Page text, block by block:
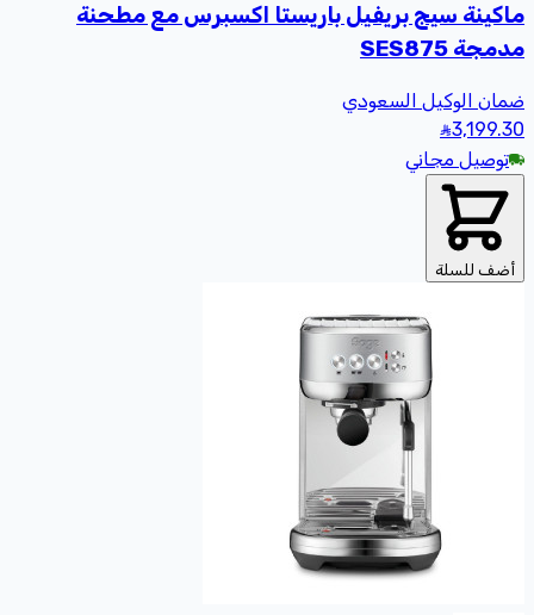
ماكينة سيج بريفيل باريستا اكسبرس مع مطحنة
مدمجة SES875
ضمان الوكيل السعودي
3,199.30
توصيل مجاني
أضف للسلة